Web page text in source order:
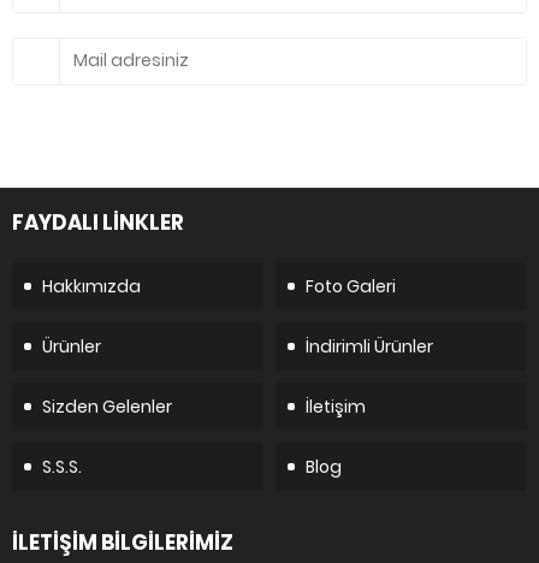
FAYDALI LİNKLER
Hakkımızda Foto Galeri
Ürünler İndirimli Ürünler
Sizden Gelenler İletişim
S.S.S. Blog
İLETİŞİM BİLGİLERİMİZ